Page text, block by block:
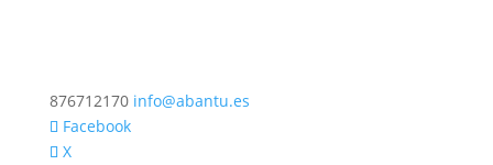
876712170 info@abantu.es
Facebook
X